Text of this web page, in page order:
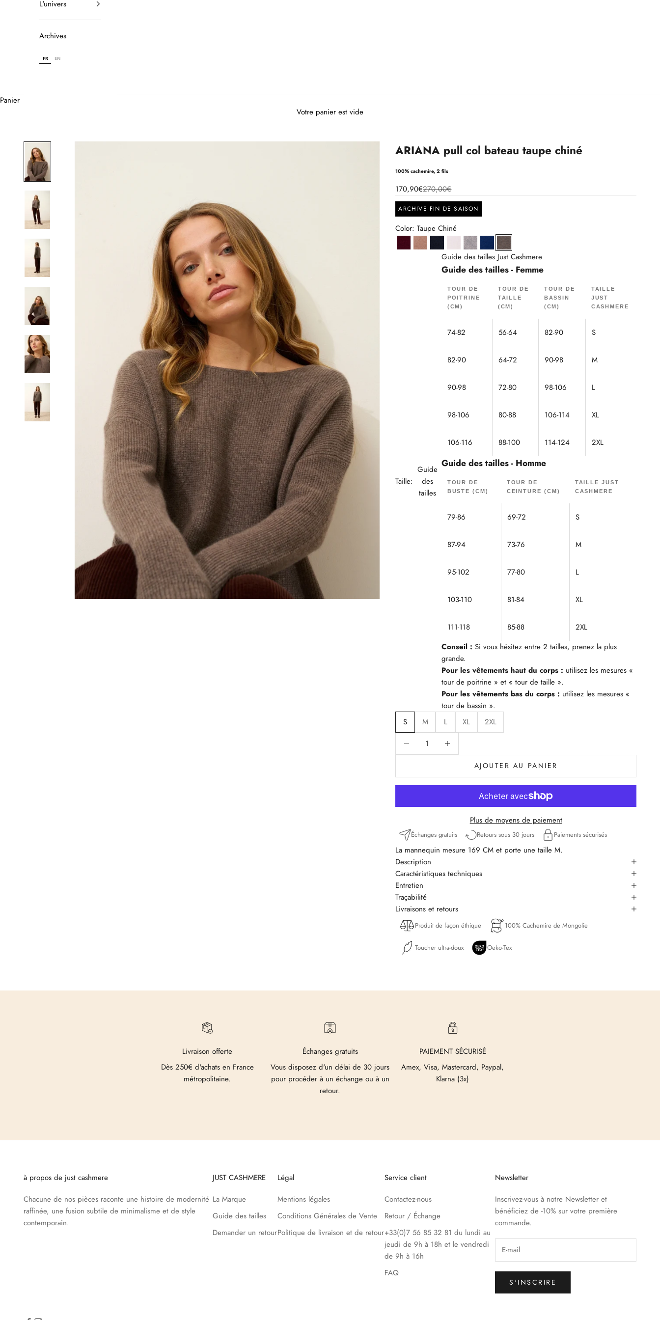
L'univers
Archives
FR EN
Panier
Votre panier est vide
ARIANA pull col bateau taupe chiné
100% cachemire, 2 fils
170,90€270,00€
ARCHIVE FIN DE SAISON
Color: Taupe Chiné
BordeauxCamel Chiné
NavyNeigeNuage Chiné
OutremerTaupe Chiné
Taille:
Guide
des
tailles
Guide des tailles Just Cashmere
Guide des tailles - Femme
TOUR DE
POITRINE
(CM)
TOUR DE
TAILLE
(CM)
TOUR DE
BASSIN
(CM)
TAILLE
JUST
CASHMERE
74-82 56-64 82-90 S
82-90 64-72 90-98 M
90-98 72-80 98-106 L
98-106 80-88 106-114 XL
106-116 88-100 114-124 2XL
Guide des tailles - Homme
TOUR DE
BUSTE (CM)
TOUR DE
CEINTURE (CM)
TAILLE JUST
CASHMERE
79-86 69-72 S
87-94 73-76 M
95-102 77-80 L
103-110 81-84 XL
111-118 85-88
2XL
Conseil : Si vous hésitez entre 2 tailles, prenez la plus
grande.
Pour les vêtements haut du corps : utilisez les mesures «
tour de poitrine » et « tour de taille ».
Pour les vêtements bas du corps : utilisez les mesures «
tour de bassin ».
S
M L XL
2XL
Diminuer la quantitéDiminuer la quantité
AJOUTER AU PANIER
Plus de moyens de paiement
Échanges gratuits Retours sous 30 jours Paiements sécurisés
La mannequin mesure 169 CM et porte une taille M.
Description
Caractéristiques techniques
Entretien
Traçabilité
Livraisons et retours
Produit de façon éthique 100% Cachemire de Mongolie
Toucher ultra-doux Oeko-Tex
Livraison offerte
Dès 250€ d'achats en France
métropolitaine.
Échanges gratuits
Vous disposez d'un délai de 30 jours
pour procéder à un échange ou à un
retour.
PAIEMENT SÉCURISÉ
Amex, Visa, Mastercard, Paypal,
Klarna (3x)
à propos de just cashmere
Chacune de nos pièces raconte une histoire de modernité
raffinée, une fusion subtile de minimalisme et de style
contemporain.
JUST CASHMERE
La Marque
Guide des tailles
Demander un retour
Légal
Mentions légales
Conditions Générales de Vente
Politique de livraison et de retour
Service client
Contactez-nous
Retour / Échange
+33(0)7 56 85 32 81 du lundi au
jeudi de 9h à 18h et le vendredi
de 9h à 16h
FAQ
Newsletter
Inscrivez-vous à notre Newsletter et
bénéficiez de -10% sur votre première
commande.
S'INSCRIRE